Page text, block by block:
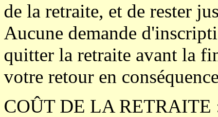
de la retraite, et de rester
Aucune demande
quitter la retraite avant la
votre retour en
COÛT DE LA RETRAITE